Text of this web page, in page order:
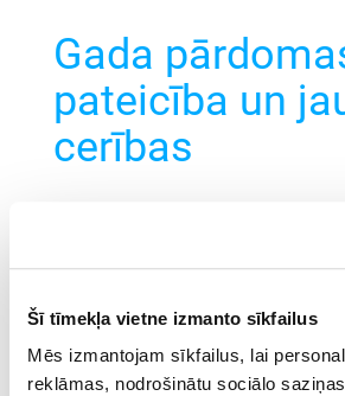
Šī tīmekļa vietne izmanto sīkfailus
Mēs izmantojam sīkfailus, lai
reklāmas, nodrošinātu sociālo
Gada
pateicība un
cerības